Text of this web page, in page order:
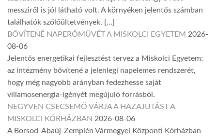
messziről is jól látható volt. A környéken jelentős számban
találhatók szőlőültetvények, […]
BŐVÍTENÉ NAPERŐMŰVÉT A MISKOLCI EGYETEM 2026-
08-06
Jelentős energetikai fejlesztést tervez a Miskolci Egyetem:
az intézmény bővítené a jelenlegi napelemes rendszerét,
hogy még nagyobb arányban fedezhesse saját
villamosenergia-igényét megújuló forrásból.
NEGYVEN CSECSEMŐ VÁRJA A HAZAJUTÁST A
MISKOLCI KÓRHÁZBAN 2026-08-06
A Borsod-Abaúj-Zemplén Vármegyei Központi Kórházban